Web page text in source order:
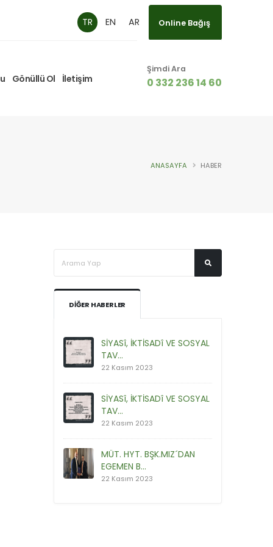
TR EN AR Online Bağış
Gönüllü Ol İletişim
Şimdi Ara
0 332 236 14 60
ANASAYFA HABER
DIĞER HABERLER
SİYASî, İKTİSADî VE SOSYAL
TAV...
22 Kasım 2023
SİYASî, İKTİSADî VE SOSYAL
TAV...
22 Kasım 2023
MÜT. HYT. BŞK.MIZ´DAN
EGEMEN B...
22 Kasım 2023